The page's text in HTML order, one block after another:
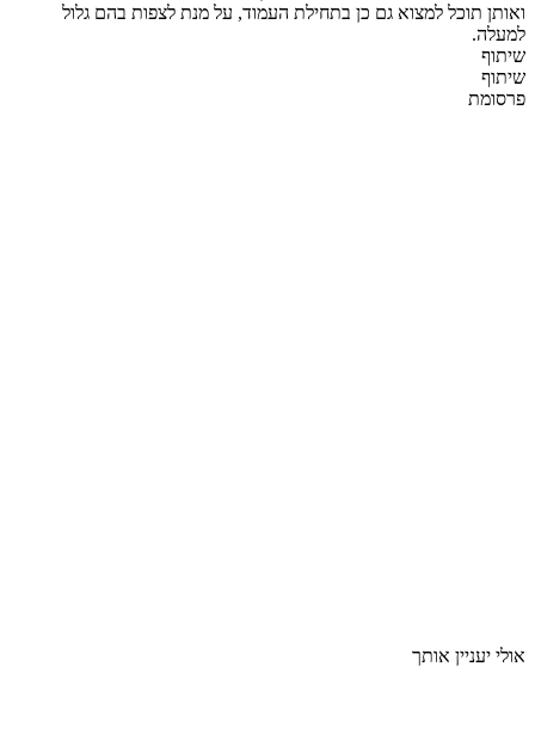
ואותן תוכל למצוא גם כן בתחילת העמוד, על מנת לצפות בהם גלול
למעלה.
שיתוף
שיתוף
פרסומת
אולי יעניין אותך